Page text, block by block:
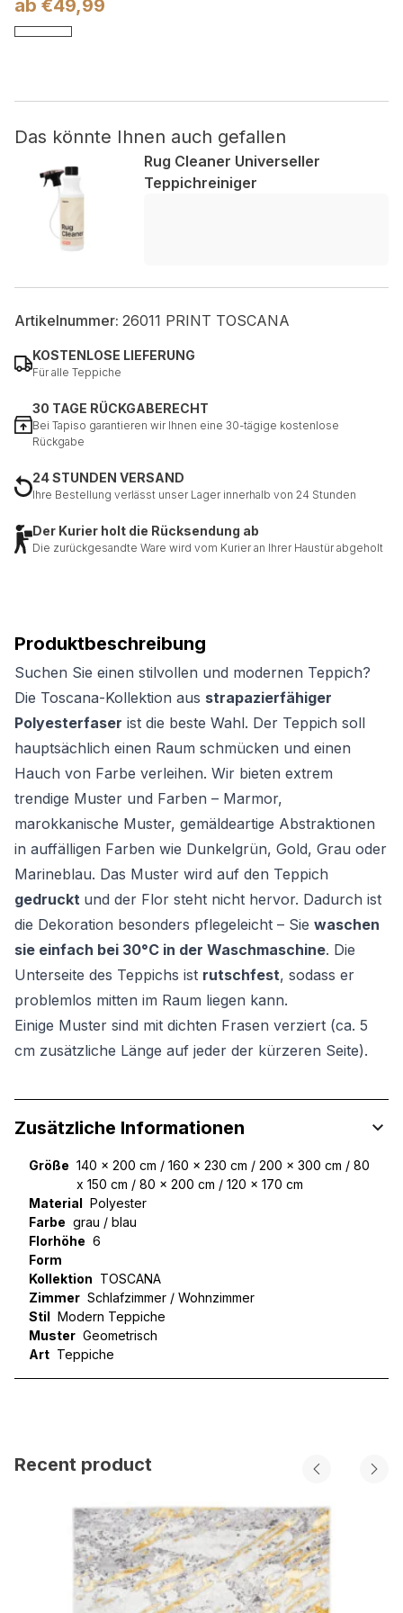
ab €49,99
Produktbeschreibung
Suchen Sie einen stilvollen und modernen Teppich?
Die Toscana-Kollektion aus strapazierfähiger
Polyesterfaser ist die beste Wahl. Der Teppich soll
hauptsächlich einen Raum schmücken und einen
Hauch von Farbe verleihen. Wir bieten extrem
trendige Muster und Farben – Marmor,
marokkanische Muster, gemäldeartige Abstraktionen
in auffälligen Farben wie Dunkelgrün, Gold, Grau oder
Marineblau. Das Muster wird auf den Teppich
gedruckt und der Flor steht nicht hervor. Dadurch ist
die Dekoration besonders pflegeleicht – Sie waschen
sie einfach bei 30°C in der Waschmaschine. Die
Unterseite des Teppichs ist rutschfest, sodass er
problemlos mitten im Raum liegen kann.
Einige Muster sind mit dichten Frasen verziert (ca. 5
cm zusätzliche Länge auf jeder der kürzeren Seite).
Das könnte Ihnen auch gefallen
Rug Cleaner Universeller
Teppichreiniger
Artikelnummer: 26011 PRINT TOSCANA
KOSTENLOSE LIEFERUNG
Für alle Teppiche
30 TAGE RÜCKGABERECHT
Bei Tapiso garantieren wir Ihnen eine 30-tägige kostenlose
Rückgabe
24 STUNDEN VERSAND
Ihre Bestellung verlässt unser Lager innerhalb von 24 Stunden
Der Kurier holt die Rücksendung ab
Die zurückgesandte Ware wird vom Kurier an Ihrer Haustür abgeholt
Zusätzliche Informationen
Größe 140 x 200 cm / 160 x 230 cm / 200 x 300 cm / 80
x 150 cm / 80 x 200 cm / 120 x 170 cm
Material Polyester
Farbe grau / blau
Florhöhe 6
Form
Kollektion TOSCANA
Zimmer Schlafzimmer / Wohnzimmer
Stil Modern Teppiche
Muster Geometrisch
Art Teppiche
Recent product
analysiert werden und noch keiner Kategorie zugeordnet
Alle ablehnen